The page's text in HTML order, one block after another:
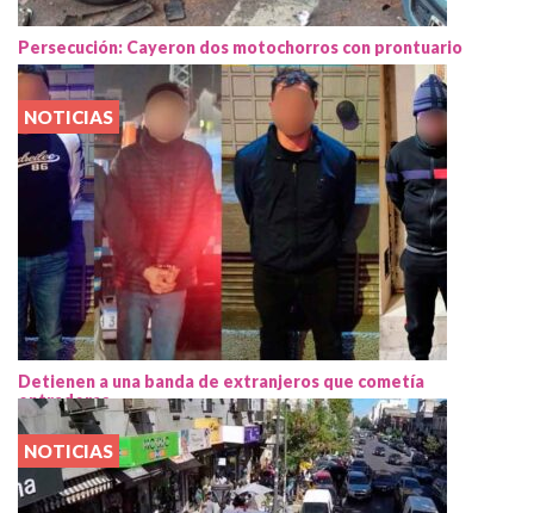
Persecución: Cayeron dos motochorros con prontuario
NOTICIAS
Detienen a una banda de extranjeros que cometía
entraderas
NOTICIAS